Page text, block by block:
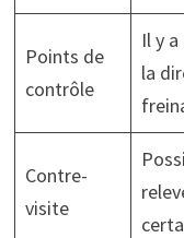
Points de
contrôle
Il y a
la
Contre-
visite